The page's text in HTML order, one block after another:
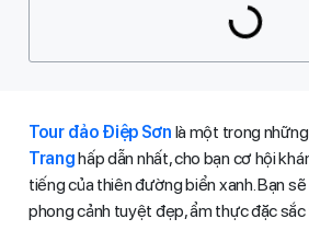
Tour đảo Điệp Sơn là một trong những
Tranghấp dẫn nhất, cho bạn cơ hội
tiếng của thiên đường biển xanh. Bạn
phong cảnh tuyệt đẹp, ẩm thực đặc